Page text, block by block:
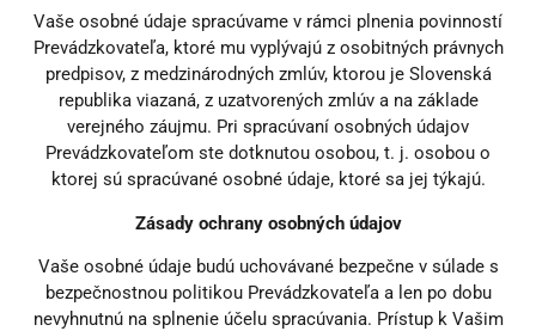
Vaše osobné údaje spracúvame v rámci plnenia povinností
Prevádzkovateľa, ktoré mu vyplývajú z osobitných právnych
predpisov, z medzinárodných zmlúv, ktorou je Slovenská
republika viazaná, z uzatvorených zmlúv a na základe
verejného záujmu. Pri spracúvaní osobných údajov
Prevádzkovateľom ste dotknutou osobou, t. j. osobou o
ktorej sú spracúvané osobné údaje, ktoré sa jej týkajú.
Zásady ochrany osobných údajov
Vaše osobné údaje budú uchovávané bezpečne v súlade s
bezpečnostnou politikou Prevádzkovateľa a len po dobu
nevyhnutnú na splnenie účelu spracúvania. Prístup k Vašim